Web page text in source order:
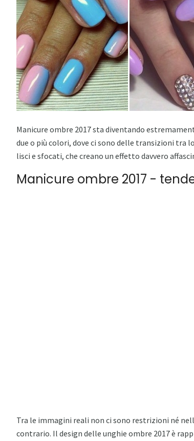
Manicure ombre 2017 sta diventando
due o più colori, dove ci sono delle transizioni
lisci e sfocati, che creano un effetto davvero
Manicure ombre 2017 -
Tra le immagini reali non ci sono restrizioni né
contrario. Il design delle unghie ombre 2017 è